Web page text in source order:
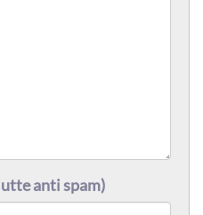
anti spam)